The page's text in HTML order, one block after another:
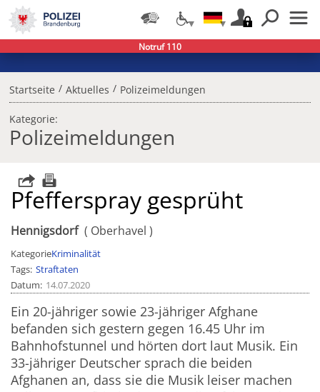
Startseite / Aktuelles / Polizeimeldungen
Kategorie:
Polizeimeldungen
Pfefferspray gesprüht
Hennigsdorf Oberhavel
KategorieKriminalität
Tags Straftaten
Datum 14.07.2020
Ein 20-jähriger sowie 23-jähriger Afghane
befanden sich gestern gegen 16.45 Uhr im
Bahnhofstunnel und hörten dort laut Musik. Ein
33-jähriger Deutscher sprach die beiden
Afghanen an, dass sie die Musik leiser machen
Notruf 110